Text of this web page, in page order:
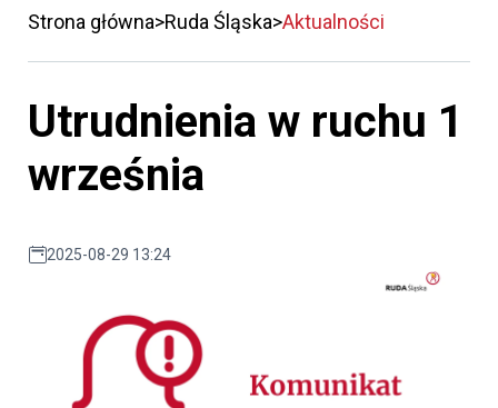
Strona główna Ruda Śląska Aktualności
Utrudnienia w ruchu 1
września
2025-08-29 13:24